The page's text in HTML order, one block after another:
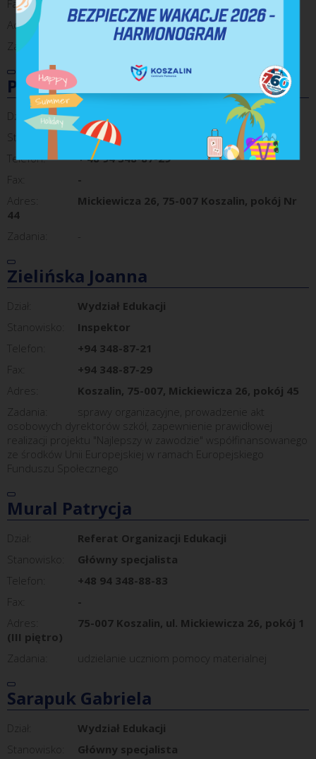
Fax:
Adres:
Koszalin, 75-007, Mickiewicza 26, pokój 49
Zadania:
szkoły podstawowe
Pahulak Natalia
Dział:
Referat Organizacji Edukacji
Stanowisko:
Inspektor
Telefon:
+ 48 94 348-87-29
Fax:
-
Adres:
Mickiewicza 26, 75-007 Koszalin, pokój Nr
44
Zadania:
Zielińska Joanna
Dział:
Wydział Edukacji
Stanowisko:
Inspektor
Telefon:
+94 348-87-21
Fax:
+94 348-87-29
Adres:
Koszalin, 75-007, Mickiewicza 26, pokój 45
Zadania:
sprawy organizacyjne, prowadzenie akt
osobowych dyrektorów szkół, zapewnienie prawidłowej
realizacji projektu "Najlepszy w zawodzie" współfinansowanego
ze środków Unii Europejskiej w ramach Europejskiego
Funduszu Społecznego
Mural Patrycja
Dział:
Referat Organizacji Edukacji
Stanowisko:
Główny specjalista
Telefon:
+48 94 348-88-83
Fax:
-
Adres:
75-007 Koszalin, ul. Mickiewicza 26, pokój 1
(III piętro)
Zadania:
udzielanie uczniom pomocy materialnej
Sarapuk Gabriela
Dział:
Wydział Edukacji
Stanowisko:
Główny specjalista